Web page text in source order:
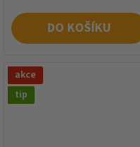
DO KOŠÍKU
akce
tip